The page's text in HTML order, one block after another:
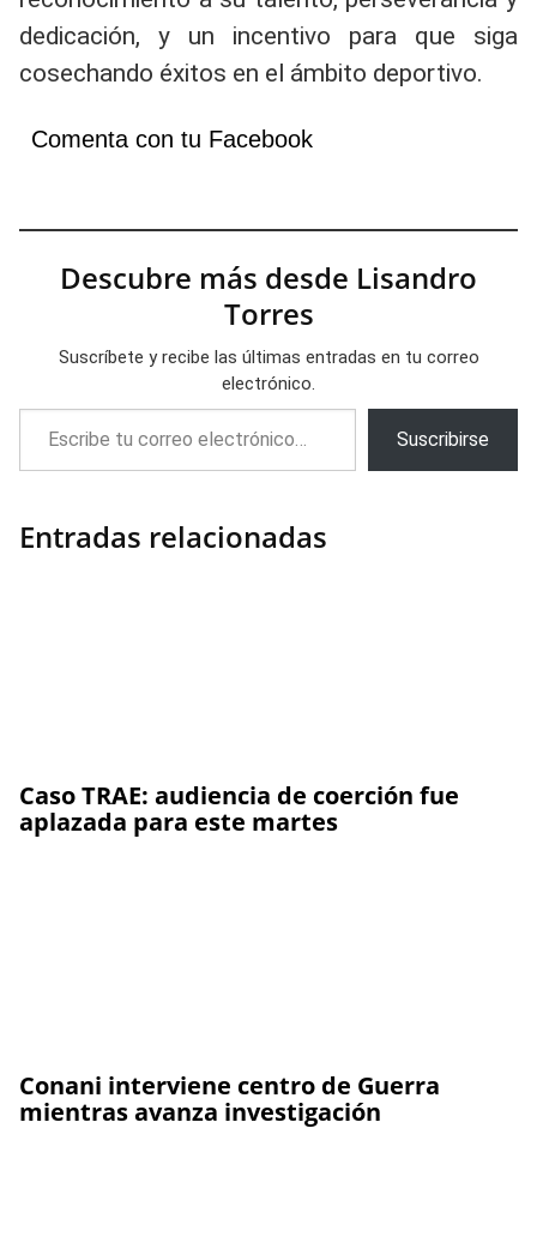
dedicación, y un incentivo para que siga
cosechando éxitos en el ámbito deportivo.
Comenta con tu Facebook
Descubre más desde Lisandro
Torres
Suscríbete y recibe las últimas entradas en tu correo
electrónico.
Escribe tu correo electrónico…
Suscribirse
Entradas relacionadas
Caso TRAE: audiencia de coerción fue
aplazada para este martes
Conani interviene centro de Guerra
mientras avanza investigación